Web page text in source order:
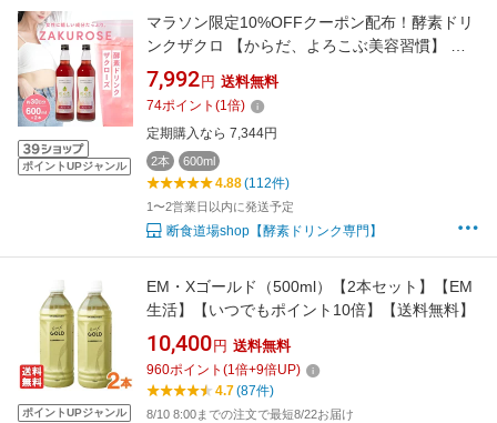
ポイントUPジャンル
マラソン限定10%OFFクーポン配布！酵素ドリ
ンクザクロ 【からだ、よろこぶ美容習慣】 国
産 酵素ドリンク 断食 ファスティング ダイエッ
ト 腸活 サポート 女性 美容 オリゴ糖 【 ゆうこ
うせん 優光泉 ザクローズ ボトル 2本セット
（600ml×2本）】 ザクロジュース
7,992 円 送料無料
74ポイント (1倍)
定期購入なら 7,344円
2本 600ml
4.88(112件)
1〜2営業日以内に発送予定
断食道場shop【酵素ドリンク専門】
ポイントUPジャンル
EM・Xゴールド（500ml）【2本セット】【EM
生活】【いつでもポイント10倍】【送料無料】
10,400 円 送料無料
960ポイント (1倍+9倍UP)
4.7(87件)
8/10 8:00までの注文で最短8/22お届け